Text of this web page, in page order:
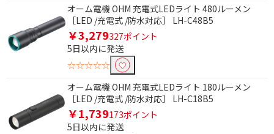
オーム電機 OHM 充電式LEDライト 480ルーメン
［LED /充電式 /防水対応］ LH-C48B5
￥3,279327ポイント
5日以内に発送
☆☆☆☆☆
オーム電機 OHM 充電式LEDライト 180ルーメン
［LED /充電式 /防水対応］ LH-C18B5
￥1,739173ポイント
5日以内に発送